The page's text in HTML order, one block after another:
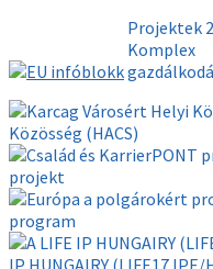
Projektek
Közösség (HACS)
projekt
program